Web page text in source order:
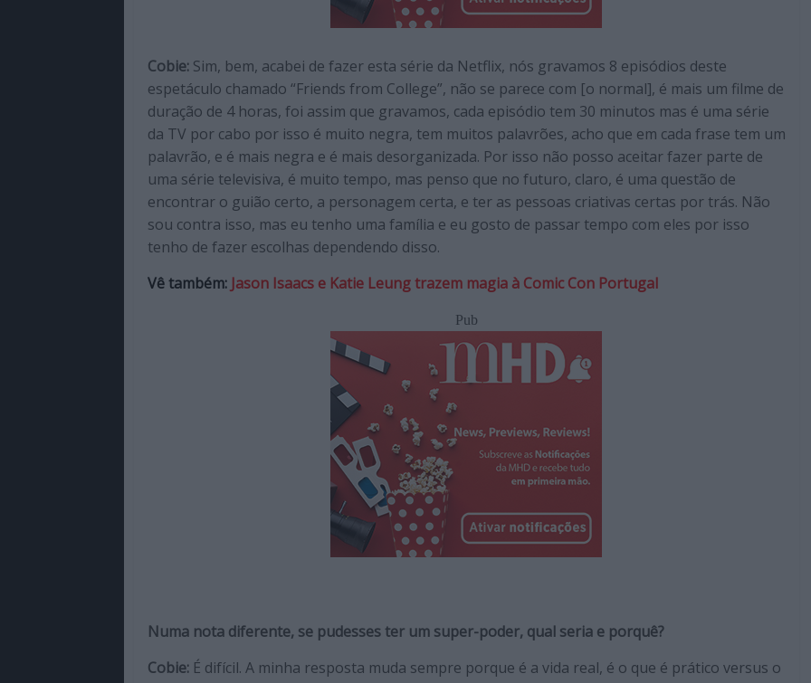
Cobie: Sim, bem, acabei de fazer esta série da Netflix, nós gravamos 8 episódios deste
espetáculo chamado “Friends from College”, não se parece com [o normal], é mais um filme de
duração de 4 horas, foi assim que gravamos, cada episódio tem 30 minutos mas é uma série
da TV por cabo por isso é muito negra, tem muitos palavrões, acho que em cada frase tem um
palavrão, e é mais negra e é mais desorganizada. Por isso não posso aceitar fazer parte de
uma série televisiva, é muito tempo, mas penso que no futuro, claro, é uma questão de
encontrar o guião certo, a personagem certa, e ter as pessoas criativas certas por trás. Não
sou contra isso, mas eu tenho uma família e eu gosto de passar tempo com eles por isso
tenho de fazer escolhas dependendo disso.
Vê também: Jason Isaacs e Katie Leung trazem magia à Comic Con Portugal
Pub
Numa nota diferente, se pudesses ter um super-poder, qual seria e porquê?
Cobie: É difícil. A minha resposta muda sempre porque é a vida real, é o que é prático versus o